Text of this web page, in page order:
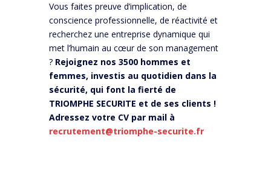
Vous faites preuve d’implication, de
conscience professionnelle, de réactivité et
recherchez une entreprise dynamique qui
met l’humain au cœur de son management
? Rejoignez nos 3500 hommes et
femmes, investis au quotidien dans la
sécurité, qui font la fierté de
TRIOMPHE SECURITE et de ses clients !
Adressez votre CV par mail à
recrutement@triomphe-securite.fr